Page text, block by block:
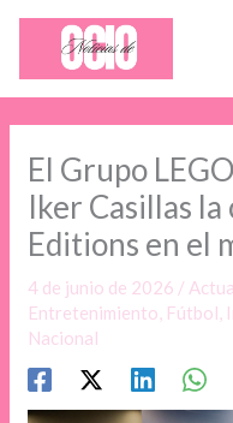
contenido
El Grupo
Iker Casillas
Editions en el
4 de junio de 2026 /
Entretenimiento, Fútbol,
Nacional